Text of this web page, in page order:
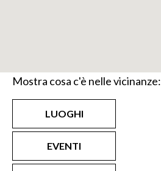
Mostra cosa c'è nelle vicinanze:
LUOGHI
EVENTI